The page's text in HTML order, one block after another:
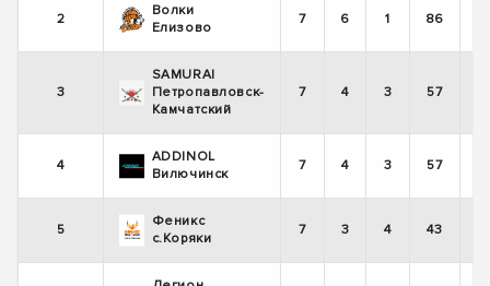
2
Волки
Елизово
7 6 1 86
3
SAMURAI
Петропавловск-
Камчатский
7 4 3 57
4
ADDINOL
Вилючинск
7 4 3 57
5
Феникс
с.Коряки
7 3 4 43